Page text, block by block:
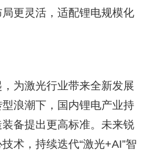
更灵活，适配锂电规模化
为激光行业带来全新发展
浪潮下，国内锂电产业持
备提出更高标准。未来锐
术，持续迭代“激光+AI”智